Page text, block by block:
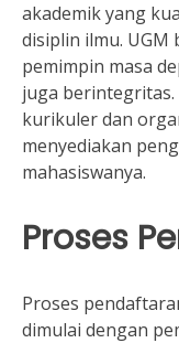
akademik yang
disiplin ilmu.
pemimpin masa
juga
kurikuler dan
menyediakan
mahasiswanya.
Proses
Proses
dimulai dengan